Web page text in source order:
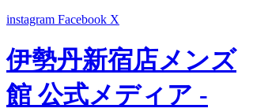
instagram Facebook X
伊勢丹新宿店メンズ
館 公式メディア -